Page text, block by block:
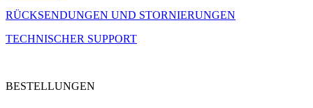
RÜCKSENDUNGEN UND STORNIERUNGEN
TECHNISCHER SUPPORT
BESTELLUNGEN